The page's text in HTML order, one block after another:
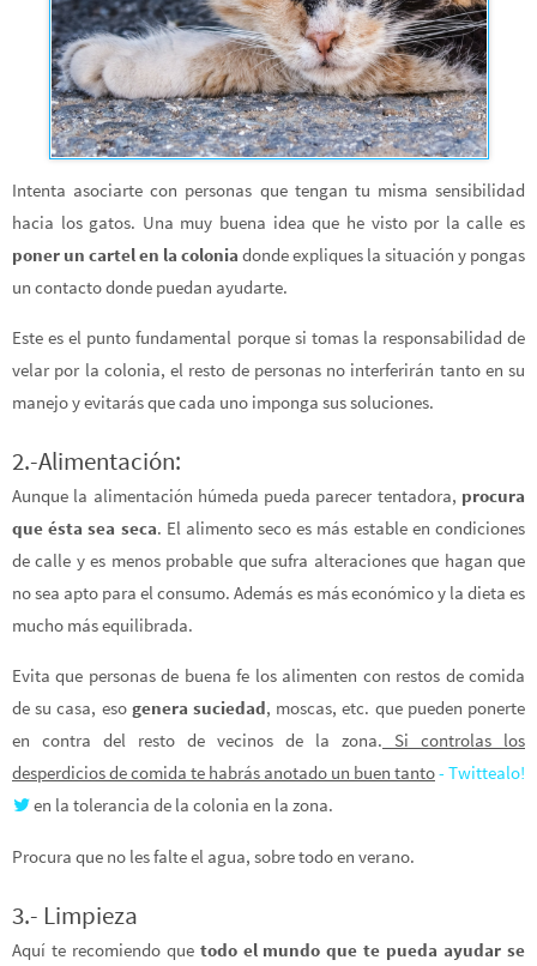
Intenta asociarte con personas que tengan tu misma sensibilidad
hacia los gatos. Una muy buena idea que he visto por la calle es
poner un cartel en la colonia donde expliques la situación y pongas
un contacto donde puedan ayudarte.
Este es el punto fundamental porque si tomas la responsabilidad de
velar por la colonia, el resto de personas no interferirán tanto en su
manejo y evitarás que cada uno imponga sus soluciones.
2.-Alimentación:
Aunque la alimentación húmeda pueda parecer tentadora, procura
que ésta sea seca. El alimento seco es más estable en condiciones
de calle y es menos probable que sufra alteraciones que hagan que
no sea apto para el consumo. Además es más económico y la dieta es
mucho más equilibrada.
Evita que personas de buena fe los alimenten con restos de comida
de su casa, eso genera suciedad, moscas, etc. que pueden ponerte
en contra del resto de vecinos de la zona. Si controlas los
desperdicios de comida te habrás anotado un buen tanto- Twittealo!
en la tolerancia de la colonia en la zona.
Procura que no les falte el agua, sobre todo en verano.
3.- Limpieza
Aquí te recomiendo que todo el mundo que te pueda ayudar se